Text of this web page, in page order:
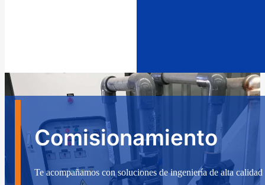
Comisionamiento
Te acompañamos con soluciones de ingeniería de alta calidad